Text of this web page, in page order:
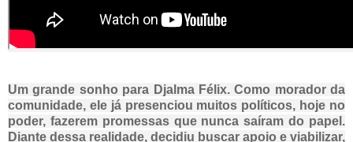
Um grande sonho para Djalma Félix. Como morador da
comunidade, ele já presenciou muitos políticos, hoje no
poder, fazerem promessas que nunca saíram do papel.
Diante dessa realidade, decidiu buscar apoio e viabilizar,